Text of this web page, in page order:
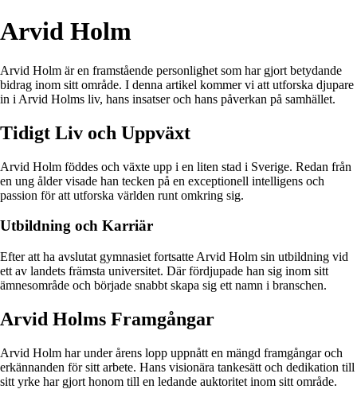
Arvid Holm
Arvid Holm är en framstående personlighet som har gjort betydande
bidrag inom sitt område. I denna artikel kommer vi att utforska djupare
in i Arvid Holms liv, hans insatser och hans påverkan på samhället.
Tidigt Liv och Uppväxt
Arvid Holm föddes och växte upp i en liten stad i Sverige. Redan från
en ung ålder visade han tecken på en exceptionell intelligens och
passion för att utforska världen runt omkring sig.
Utbildning och Karriär
Efter att ha avslutat gymnasiet fortsatte Arvid Holm sin utbildning vid
ett av landets främsta universitet. Där fördjupade han sig inom sitt
ämnesområde och började snabbt skapa sig ett namn i branschen.
Arvid Holms Framgångar
Arvid Holm har under årens lopp uppnått en mängd framgångar och
erkännanden för sitt arbete. Hans visionära tankesätt och dedikation till
sitt yrke har gjort honom till en ledande auktoritet inom sitt område.